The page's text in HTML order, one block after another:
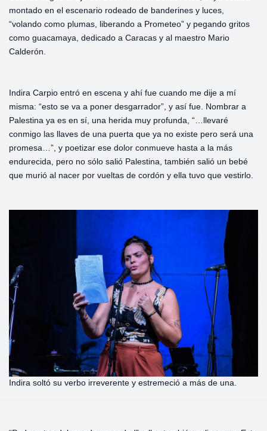
montado en el escenario rodeado de banderines y luces,
“volando como plumas, liberando a Prometeo” y pegando gritos
como guacamaya, dedicado a Caracas y al maestro Mario
Calderón.
Indira Carpio entró en escena y ahí fue cuando me dije a mí
misma: “esto se va a poner desgarrador”, y así fue. Nombrar a
Palestina ya es en sí, una herida muy profunda, “…llevaré
conmigo las llaves de una puerta que ya no existe pero será una
promesa…”, y poetizar ese dolor conmueve hasta a la más
endurecida, pero no sólo salió Palestina, también salió un bebé
que murió al nacer por vueltas de cordón y ella tuvo que vestirlo.
Indira soltó su verbo irreverente y estremeció a más de una.